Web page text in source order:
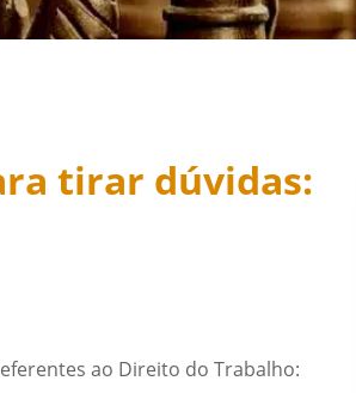
tirar dúvidas:
ao Direito do Trabalho: